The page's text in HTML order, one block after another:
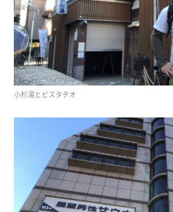
小杉湯とピスタチオ